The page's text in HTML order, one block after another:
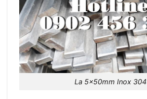
La 5x50mm Inox 304